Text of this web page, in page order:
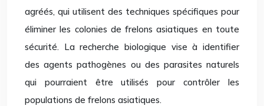
agréés, qui utilisent des techniques spécifiques pour
éliminer les colonies de frelons asiatiques en toute
sécurité. La recherche biologique vise à identifier
des agents pathogènes ou des parasites naturels
qui pourraient être utilisés pour contrôler les
populations de frelons asiatiques.